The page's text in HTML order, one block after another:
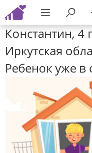
Константин, 4
Иркутская
Ребенок уже в